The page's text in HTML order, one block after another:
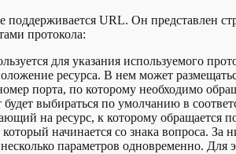
поддерживается URL. Он представлен
протокола:
для указания используемого
ресурса. В нем может
порта, по которому необходимо
выбираться по умолчанию в
на ресурс, к которому обращается
начинается со знака вопроса. За
параметров одновременно. Для